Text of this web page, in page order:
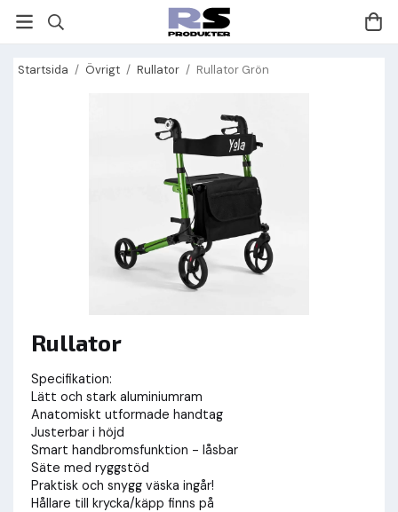
Startsida / Övrigt / Rullator / Rullator Grön
Rullator
Specifikation:
Lätt och stark aluminiumram
Anatomiskt utformade handtag
Justerbar i höjd
Smart handbromsfunktion - låsbar
Säte med ryggstöd
Praktisk och snygg väska ingår!
Hållare till krycka/käpp finns på